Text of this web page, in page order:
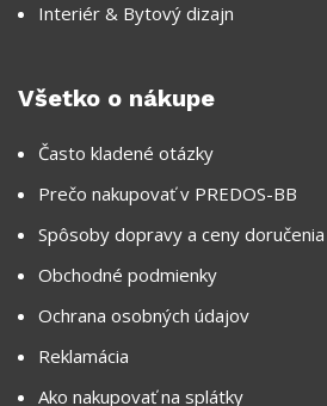
Interiér & Bytový dizajn
Všetko o nákupe
Často kladené otázky
Prečo nakupovať v PREDOS-BB
Spôsoby dopravy a ceny doručenia
Obchodné podmienky
Ochrana osobných údajov
Reklamácia
Ako nakupovať na splátky